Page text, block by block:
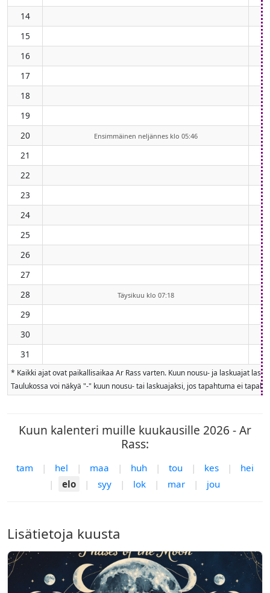
14
15
16
17
18
19
20
Ensimmäinen neljännes klo 05:46
21
22
23
24
25
26
27
28
Täysikuu klo 07:18
29
30
31
* Kaikki ajat ovat paikallisaikaa Ar Rass varten. Kuun nousu- ja laskuajat
Taulukossa voi näkyä "-" kuun nousu- tai laskuajaksi, jos tapahtuma ei
Kuun kalenteri muille kuukausille 2026 - Ar
Rass:
tam | hel | maa | huh | tou | kes |
hei
|
elo | syy | lok | mar | jou
Lisätietoja kuusta